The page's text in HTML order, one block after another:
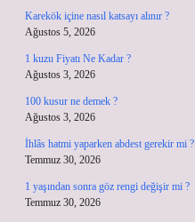
Karekök içine nasıl katsayı alınır ?
Ağustos 5, 2026
1 kuzu Fiyatı Ne Kadar ?
Ağustos 3, 2026
100 kusur ne demek ?
Ağustos 3, 2026
İhlâs hatmi yaparken abdest gerekir mi ?
Temmuz 30, 2026
1 yaşından sonra göz rengi değişir mi ?
Temmuz 30, 2026